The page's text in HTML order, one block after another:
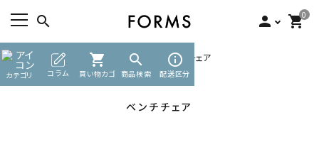
search person 0
shopping_cart
カテゴリ コラム
shopping_cart
買い物カゴ
search
商品検索
info_outline
配送区分
ACCOUNT MENU
ようこそ ゲスト 様
person 新規会員登録
TOP チェア・ベンチ・スツール ベンチチェア
ベンチチェア